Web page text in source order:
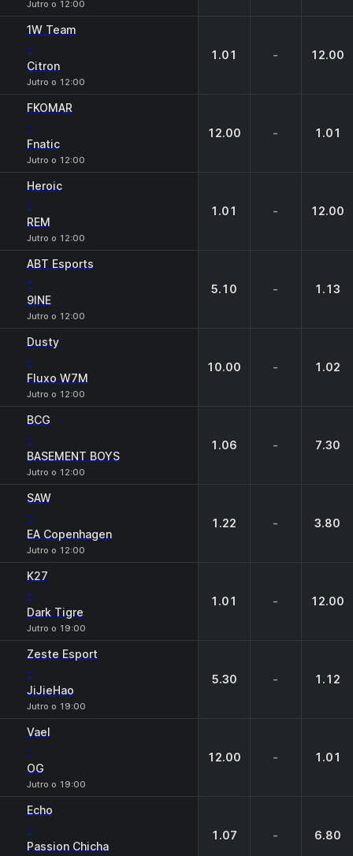
Jutro o 12:00
1W Team
-
Citron
Jutro o 12:00
1.01 - 12.00
FKOMAR
-
Fnatic
Jutro o 12:00
12.00 - 1.01
Heroic
-
REM
Jutro o 12:00
1.01 - 12.00
ABT Esports
-
9INE
Jutro o 12:00
5.10 - 1.13
Dusty
-
Fluxo W7M
Jutro o 12:00
10.00 - 1.02
BCG
-
BASEMENT BOYS
Jutro o 12:00
1.06 - 7.30
SAW
-
EA Copenhagen
Jutro o 12:00
1.22 - 3.80
K27
-
Dark Tigre
Jutro o 19:00
1.01 - 12.00
Zeste Esport
-
JiJieHao
Jutro o 19:00
5.30 - 1.12
Vael
-
OG
Jutro o 19:00
12.00 - 1.01
Echo
-
Passion Chicha
1.07 - 6.80